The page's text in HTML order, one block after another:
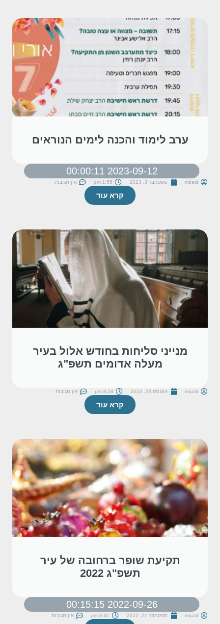
ערב לימוד והכנה לימים הנוראים
2023-09-12 00:00:11
mdatit ספטמבר 3, 2023 1:55 pm אין תגובות
קרא עוד
מנייני סליחות בחודש אלול בעיר
מעלה אדומים תשפ"ג
mdatit אוגוסט 23, 2023 8:28 pm אין תגובות
קרא עוד
תקיעת שופר ברחובה של עיר
תשפ"ג 2022
2022-09-26 00:15:15
mdatit ספטמבר 21, 2022 3:41 pm אין תגובות